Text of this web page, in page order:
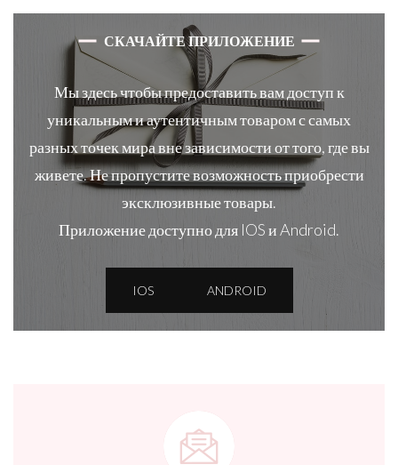
СКАЧАЙТЕ ПРИЛОЖЕНИЕ
Мы здесь чтобы предоставить вам доступ к
уникальным и аутентичным товаром с самых
разных точек мира вне зависимости от того, где вы
живете. Не пропустите возможность приобрести
эксклюзивные товары.
Приложение доступно для IOS и Android.
IOS ANDROID